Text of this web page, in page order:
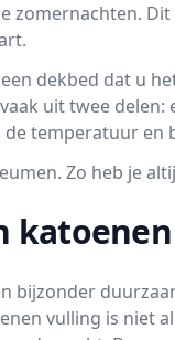
zomernachten.
dekbed dat u
uit twee
temperatuur
Zo heb je
bijzonder
vulling is niet